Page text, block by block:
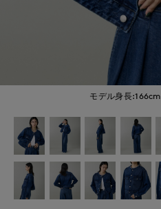
モデル身長:166cm